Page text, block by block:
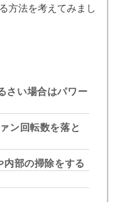
方法を考えてみまし
さい場合はパワー
ン回転数を落と
部の掃除をする